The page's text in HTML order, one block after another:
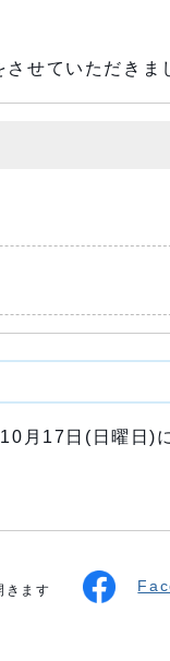
せていただきま
月17日(日曜日)
きます